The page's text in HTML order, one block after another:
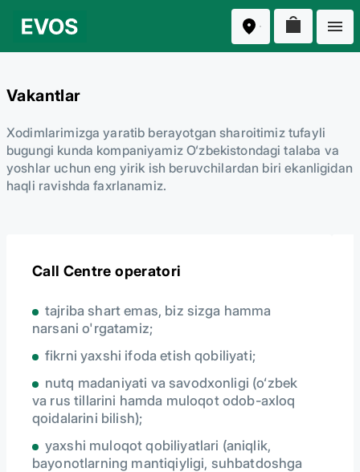
Vakantlar
Xodimlarimizga yaratib berayotgan sharoitimiz tufayli
bugungi kunda kompaniyamiz O‘zbekistondagi talaba va
yoshlar uchun eng yirik ish beruvchilardan biri ekanligidan
haqli ravishda faxrlanamiz.
Call Centre operatori
tajriba shart emas, biz sizga hamma
narsani o'rgatamiz;
fikrni yaxshi ifoda etish qobiliyati;
nutq madaniyati va savodxonligi (o‘zbek
va rus tillarini hamda muloqot odob-axloq
qoidalarini bilish);
yaxshi muloqot qobiliyatlari (aniqlik,
bayonotlarning mantiqiyligi, suhbatdoshga